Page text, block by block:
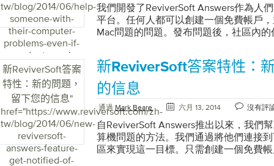
tw/blog/2014/06/help-
someone-with-
their-computer-
problems-even-if-
you-dont-speak-
the-same-
language/">
我們開發了ReviverSoft Answers作為人
平台。任何人都可以創建一個免費帳戶
Mac問題的問題。發布問題後，社區內
ReviverSoft Answers的一個令人驚奇的
（還有更多的語言）。您可以使用法語
語言發布問題。更加驚人的功能是，您
ReviverSoft Answers中發布的任何問題
初發布的語言是什麼。 當您在
時，您可能會在問題標題旁邊或答案旁
誌表示發布此問題或答案時最初使用的
什麼語言或者說什麼語言，您都可以幫
希望您喜歡這項功能，如果您有任何意
新ReviverSoft答案
特性：新的問題，
留下您的信息"
href="https://www.reviversoft.com/zh-
tw/blog/2014/06/new-
reviversoft-
answers-feature-
get-notified-of-
新ReviverSoft答案特性：
的信息
通過 Mark Beare 六月 13, 2014 沒有評
自ReviverSoft Answers推出以來，我們
算機問題的方法。我們通過將他們連接
區來實現這一目標。只需創建一個免費